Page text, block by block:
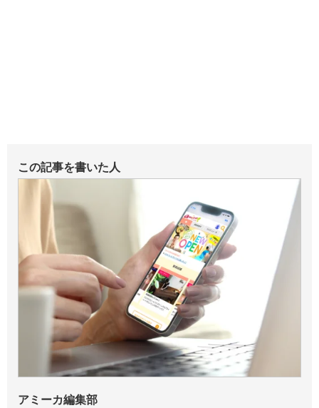
この記事を書いた人
アミーカ編集部